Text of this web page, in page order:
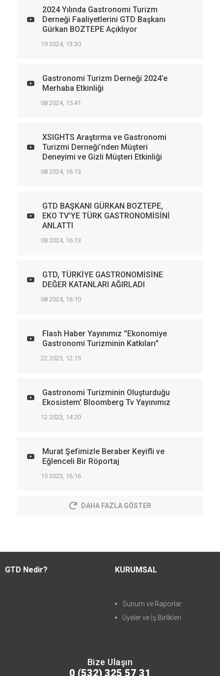
2024 Yılında Gastronomi Turizm
Derneği Faaliyetlerini GTD Başkanı
Gürkan BOZTEPE Açıklıyor
19 2024, 13:30
Gastronomi Turizm Derneği 2024’e
Merhaba Etkinliği
08 2024, 15:41
XSIGHTS Araştırma ve Gastronomi
Turizmi Derneği’nden Müşteri
Deneyimi ve Gizli Müşteri Etkinliği
08 2024, 16:13
GTD BAŞKANI GÜRKAN BOZTEPE,
EKO TV'YE TÜRK GASTRONOMİSİNİ
ANLATTI
08 2024, 16:13
GTD, TÜRKİYE GASTRONOMİSİNE
DEĞER KATANLARI AĞIRLADI
08 2024, 16:10
Flash Haber Yayınımız ''Ekonomiye
Gastronomi Turizminin Katkıları"
22 2023, 12:15
Gastronomi Turizminin Oluşturduğu
Ekosistem' Bloomberg Tv Yayınımız
12 2023, 14:20
Murat Şefimizle Beraber Keyifli ve
Eğlenceli Bir Röportaj
15 2023, 16:16
DAHA FAZLA GÖSTER
GTD Nedir? KURUMSAL
Sunum ve Raporlar
Üyeler ve İş Birlikleri
Bize Ulaşın
0 (532) 325 57 31